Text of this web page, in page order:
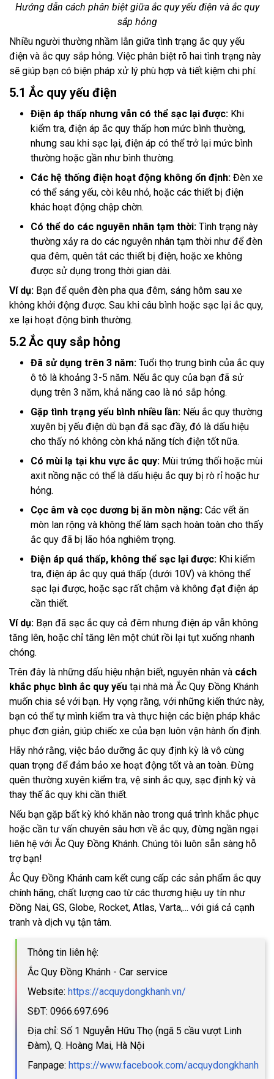
Hướng dẫn cách phân biệt giữa ắc quy yếu điện và ắc quy
sắp hỏng
Nhiều người thường nhầm lẫn giữa tình trạng ắc quy yếu
điện và ắc quy sắp hỏng. Việc phân biệt rõ hai tình trạng này
sẽ giúp bạn có biện pháp xử lý phù hợp và tiết kiệm chi phí.
5.1 Ắc quy yếu điện
Điện áp thấp nhưng vẫn có thể sạc lại được: Khi
kiểm tra, điện áp ắc quy thấp hơn mức bình thường,
nhưng sau khi sạc lại, điện áp có thể trở lại mức bình
thường hoặc gần như bình thường.
Các hệ thống điện hoạt động không ổn định: Đèn xe
có thể sáng yếu, còi kêu nhỏ, hoặc các thiết bị điện
khác hoạt động chập chờn.
Có thể do các nguyên nhân tạm thời: Tình trạng này
thường xảy ra do các nguyên nhân tạm thời như để đèn
qua đêm, quên tắt các thiết bị điện, hoặc xe không
được sử dụng trong thời gian dài.
Ví dụ: Bạn để quên đèn pha qua đêm, sáng hôm sau xe
không khởi động được. Sau khi câu bình hoặc sạc lại ắc quy,
xe lại hoạt động bình thường.
5.2 Ắc quy sắp hỏng
Đã sử dụng trên 3 năm: Tuổi thọ trung bình của ắc quy
ô tô là khoảng 3-5 năm. Nếu ắc quy của bạn đã sử
dụng trên 3 năm, khả năng cao là nó sắp hỏng.
Gặp tình trạng yếu bình nhiều lần: Nếu ắc quy thường
xuyên bị yếu điện dù bạn đã sạc đầy, đó là dấu hiệu
cho thấy nó không còn khả năng tích điện tốt nữa.
Có mùi lạ tại khu vực ắc quy: Mùi trứng thối hoặc mùi
axit nồng nặc có thể là dấu hiệu ắc quy bị rò rỉ hoặc hư
hỏng.
Cọc âm và cọc dương bị ăn mòn nặng: Các vết ăn
mòn lan rộng và không thể làm sạch hoàn toàn cho thấy
ắc quy đã bị lão hóa nghiêm trọng.
Điện áp quá thấp, không thể sạc lại được: Khi kiểm
tra, điện áp ắc quy quá thấp (dưới 10V) và không thể
sạc lại được, hoặc sạc rất chậm và không đạt điện áp
cần thiết.
Ví dụ: Bạn đã sạc ắc quy cả đêm nhưng điện áp vẫn không
tăng lên, hoặc chỉ tăng lên một chút rồi lại tụt xuống nhanh
chóng.
Trên đây là những dấu hiệu nhận biết, nguyên nhân và cách
khắc phục bình ắc quy yếu tại nhà mà Ắc Quy Đồng Khánh
muốn chia sẻ với bạn. Hy vọng rằng, với những kiến thức này,
bạn có thể tự mình kiểm tra và thực hiện các biện pháp khắc
phục đơn giản, giúp chiếc xe của bạn luôn vận hành ổn định.
Hãy nhớ rằng, việc bảo dưỡng ắc quy định kỳ là vô cùng
quan trọng để đảm bảo xe hoạt động tốt và an toàn. Đừng
quên thường xuyên kiểm tra, vệ sinh ắc quy, sạc định kỳ và
thay thế ắc quy khi cần thiết.
Nếu bạn gặp bất kỳ khó khăn nào trong quá trình khắc phục
hoặc cần tư vấn chuyên sâu hơn về ắc quy, đừng ngần ngại
liên hệ với Ắc Quy Đồng Khánh. Chúng tôi luôn sẵn sàng hỗ
trợ bạn!
Ắc Quy Đồng Khánh cam kết cung cấp các sản phẩm ắc quy
chính hãng, chất lượng cao từ các thương hiệu uy tín như
Đồng Nai, GS, Globe, Rocket, Atlas, Varta,... với giá cả cạnh
tranh và dịch vụ tận tâm.
Thông tin liên hệ:
Ắc Quy Đồng Khánh - Car service
Website: https://acquydongkhanh.vn/
SĐT: 0966.697.696
Địa chỉ: Số 1 Nguyễn Hữu Thọ (ngã 5 cầu vượt Linh
Đàm), Q. Hoàng Mai, Hà Nội
Fanpage: https://www.facebook.com/acquydongkhanh